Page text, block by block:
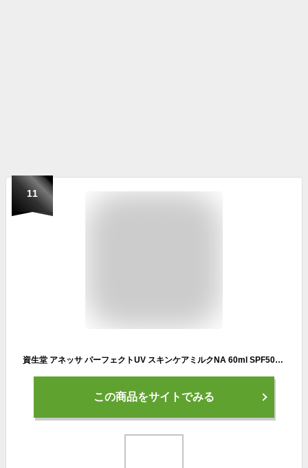
11
資生堂 アネッサ パーフェクトUV スキンケアミルクNA 60ml SPF50+ PA++++ 【日焼け止め用乳液 顔からだ用 さらさらミルク スーパーウォータープルーフ 化粧下地】【メール便送料無料】(6047908)
この商品をサイトでみる